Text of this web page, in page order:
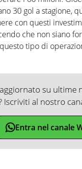
30 gol a stagione,
con questi
che non siano
tipo di
su ultime
Iscriviti al nostro
Entra nel canale